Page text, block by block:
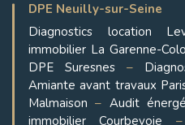
DPE Neuilly-sur-Seine
Diagnostics location
immobilier La Garenne-
DPE Suresnes –
Amiante avant travaux
Malmaison – Audit
immobilier Courbevoie